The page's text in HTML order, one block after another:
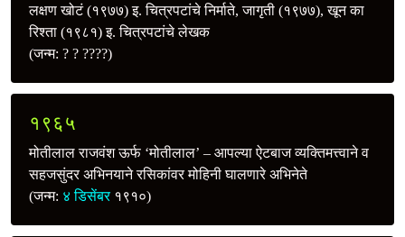
लक्षण खोटं (१९७७) इ. चित्रपटांचे निर्माते, जागृती (१९७७), खून का
रिश्ता (१९८१) इ. चित्रपटांचे लेखक
(जन्म: ? ? ????)
१९६५
मोतीलाल राजवंश ऊर्फ ‘मोतीलाल’ – आपल्या ऐटबाज व्यक्तिमत्त्वाने व
सहजसुंदर अभिनयाने रसिकांवर मोहिनी घालणारे अभिनेते
(जन्म: ४ डिसेंबर१९१०)